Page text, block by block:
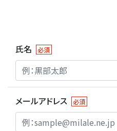
氏名 必須
メールアドレス 必須